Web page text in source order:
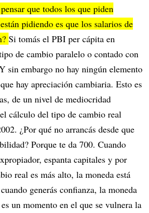
que todos los que piden
pidiendo es que los salarios de
Si tomás el PBI per cápita en
de cambio paralelo o contado con
sin embargo no hay ningún elemento
hay apreciación cambiaria. Esto es
de un nivel de mediocridad
cálculo del tipo de cambio real
¿Por qué no arrancás desde que
Porque te da 700. Cuando
espanta capitales y por
real es más alto, la moneda está
generás confianza, la moneda
un momento en el que se vulnera la